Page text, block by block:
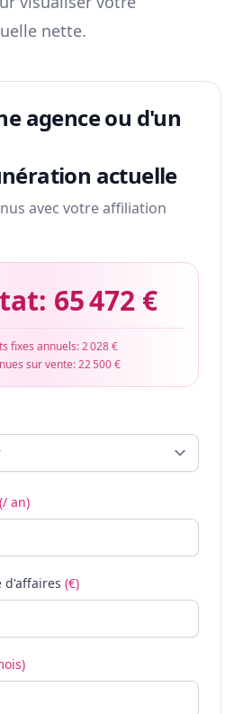
nette.
agence ou d'un
actuelle
avec votre affiliation
65 472 €
fixes annuels:2 028 €
sur vente:22 500 €
(/ an)
d'affaires (€)